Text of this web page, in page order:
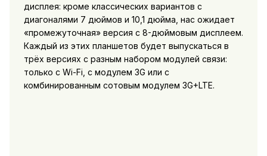
дисплея: кроме классических вариантов с
диагоналями 7 дюймов и 10,1 дюйма, нас ожидает
«промежуточная» версия с 8-дюймовым дисплеем.
Каждый из этих планшетов будет выпускаться в
трёх версиях с разным набором модулей связи:
только с Wi-Fi, с модулем 3G или с
комбинированным сотовым модулем 3G+LTE.